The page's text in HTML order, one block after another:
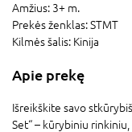
Amžius: 3+ m.
Prekės ženklas:STMT
Kilmės šalis: Kinija
Apie prekę
Išreikškite savo
Set“ – kūrybiniu